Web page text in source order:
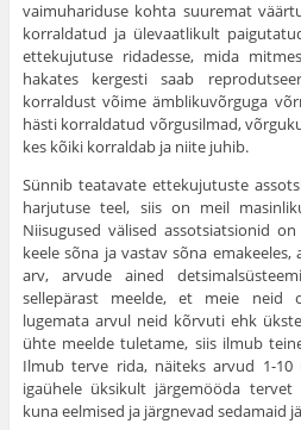
vaimuhariduse kohta suuremat
korraldatud ja ülevaatlikult
ettekujutuse ridadesse, mida
hakates kergesti saab
korraldust võime ämblikuvõrguga
hästi korraldatud võrgusilmad,
kes kõiki korraldab ja niite juhib.
Sünnib teatavate ettekujutuste
harjutuse teel, siis on meil
Niisugused välised assotsiatsionid
keele sõna ja vastav sõna
arv, arvude ained
sellepärast meelde, et meie neid
lugemata arvul neid kõrvuti ehk
ühte meelde tuletame, siis ilmub
Ilmub terve rida, näiteks arvud 1-10
igaühele üksikult järgemööda
kuna eelmised ja järgnevad sedamaid